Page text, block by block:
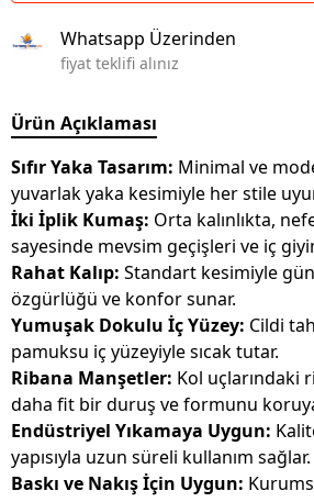
Whatsapp Üzerinden
fiyat teklifi alınız
Ürün Açıklaması
Sıfır Yaka Tasarım: Minimal ve
yuvarlak yaka kesimiyle her stile
İki İplik Kumaş: Orta kalınlıkta,
sayesinde mevsim geçişleri ve iç
Rahat Kalıp: Standart kesimiyle
özgürlüğü ve konfor sunar.
Yumuşak Dokulu İç Yüzey: Cildi
pamuksu iç yüzeyiyle sıcak tutar.
Ribana Manşetler: Kol uçlarındaki
daha fit bir duruş ve formunu
Endüstriyel Yıkamaya Uygun:
yapısıyla uzun süreli kullanım sağlar.
Baskı ve Nakış İçin Uygun: